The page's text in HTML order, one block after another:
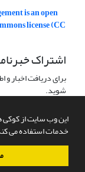
این وب سایت از کوکی
خدمات استفاده می
is an open
license (CC
اشتراک
برای دریافت اخبار
شوید.
سامانه مدیریت